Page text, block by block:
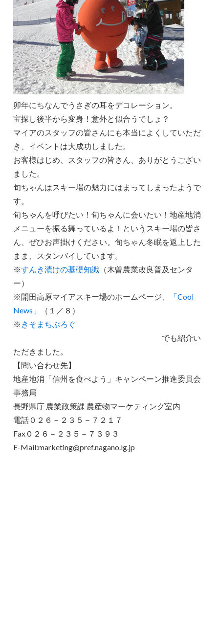
卯年にちなんでうさぎの耳をデコレーション。
宝探し後半から変身！意外と似合うでしょ？
マイアのスタッフの皆さんにも本当によくしていただ
き、イベントは大成功しました。
お客様はじめ、スタッフの皆さん、ありがとうござい
ました。
旬ちゃんはスキー場の魅力にはまってしまったようで
す。
旬ちゃんを呼びたい！旬ちゃんに会いたい！地産地消
メニューを振る舞っているよ！というスキー場の皆さ
ん、ぜひお声掛けください。旬ちゃん冬眠を返上した
まま、スタンバイしています。
※すんき漬けの基礎知識 （木曽農業改良普及センタ
ー）
※開田高原マイアスキー場のホームページ、
「Cool
News」
（１／８）
※ きそまちぶろぐ
でも紹介い
ただきました。
【問い合わせ先】
地産地消「信州を食べよう」キャンペーン推進委員会
事務局
長野県庁 農業政策課 農産物マーケティング室内
電話０２６－２３５－７２１７
Fax０２６－２３５－７３９３
E-Mail:marketing@pref.nagano.lg.jp